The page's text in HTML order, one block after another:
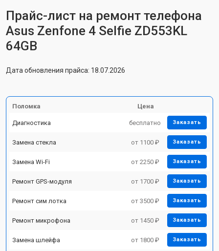
Прайс-лист на ремонт телефона
Asus Zenfone 4 Selfie ZD553KL
64GB
Дата обновления прайса: 18.07.2026
Поломка Цена
Диагностика бесплатно Заказать
Замена стекла от 1100 ₽ Заказать
Замена Wi-Fi от 2250 ₽ Заказать
Ремонт GPS-модуля от 1700 ₽ Заказать
Ремонт сим лотка от 3500 ₽ Заказать
Ремонт микрофона от 1450 ₽ Заказать
Замена шлейфа от 1800 ₽ Заказать